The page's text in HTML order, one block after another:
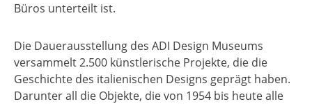
Büros unterteilt ist.
Die Dauerausstellung des ADI Design Museums
versammelt 2.500 künstlerische Projekte, die die
Geschichte des italienischen Designs geprägt haben.
Darunter all die Objekte, die von 1954 bis heute alle